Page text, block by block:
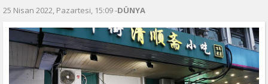
25 Nisan 2022, Pazartesi, 15:09 -DÜNYA